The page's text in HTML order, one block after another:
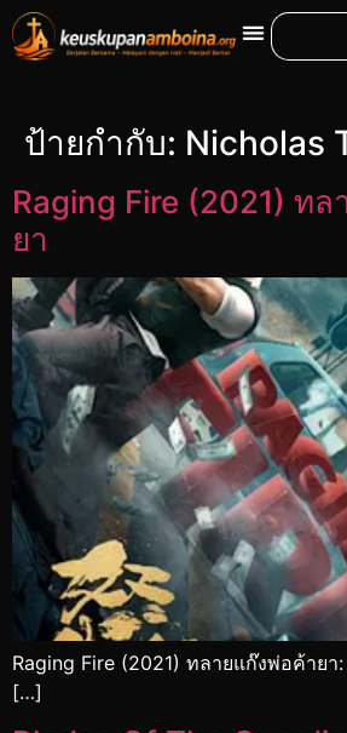
ป้ายกำกับ: Nicholas
Raging Fire (2021) ทล
ยา
Raging Fire (2021) ทลายแก๊งพ่อค้าย
[…]